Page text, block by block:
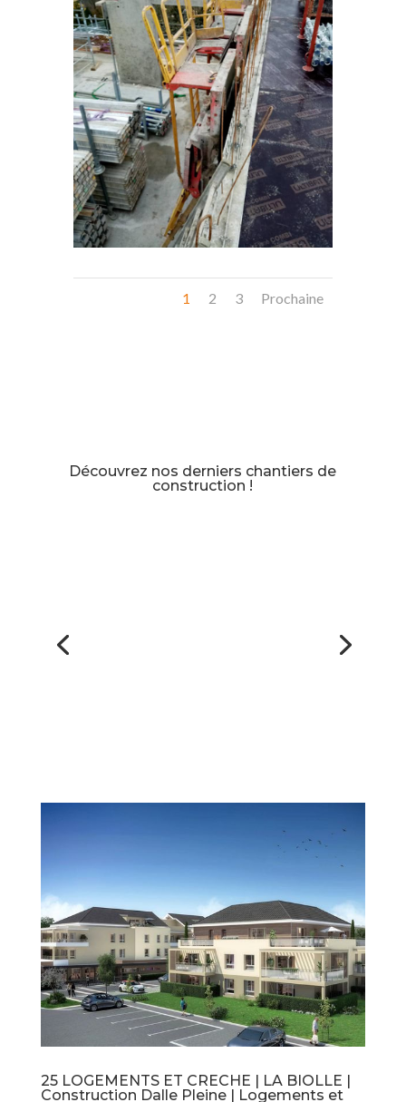
1 2 3 Prochaine
Découvrez nos derniers chantiers de
construction !
25 LOGEMENTS ET CRECHE | LA BIOLLE |
Construction Dalle Pleine | Logements et